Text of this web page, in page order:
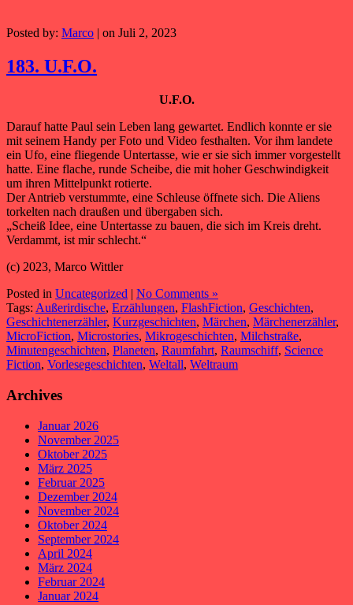
Posted by: Marco | on Juli 2, 2023
183. U.F.O.
U.F.O.
Darauf hatte Paul sein Leben lang gewartet. Endlich konnte er sie
mit seinem Handy per Foto und Video festhalten. Vor ihm landete
ein Ufo, eine fliegende Untertasse, wie er sie sich immer vorgestellt
hatte. Eine flache, runde Scheibe, die mit hoher Geschwindigkeit
um ihren Mittelpunkt rotierte.
Der Antrieb verstummte, eine Schleuse öffnete sich. Die Aliens
torkelten nach draußen und übergaben sich.
„Scheiß Idee, eine Untertasse zu bauen, die sich im Kreis dreht.
Verdammt, ist mir schlecht.“
(c) 2023, Marco Wittler
Posted in Uncategorized | No Comments »
Tags: Außerirdische, Erzählungen, FlashFiction, Geschichten,
Geschichtenerzähler, Kurzgeschichten, Märchen, Märchenerzähler,
MicroFiction, Microstories, Mikrogeschichten, Milchstraße,
Minutengeschichten, Planeten, Raumfahrt, Raumschiff, Science
Fiction, Vorlesegeschichten, Weltall, Weltraum
Archives
Januar 2026
November 2025
Oktober 2025
März 2025
Februar 2025
Dezember 2024
November 2024
Oktober 2024
September 2024
April 2024
März 2024
Februar 2024
Januar 2024